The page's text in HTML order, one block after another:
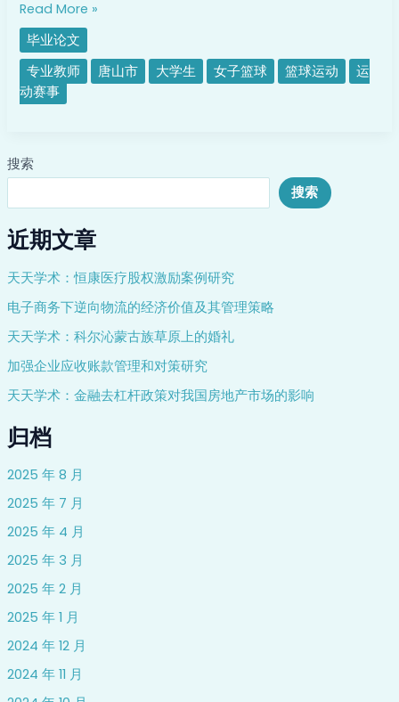
搜索
搜索
近期文章
天天学术：恒康医疗股权激励案例研究
电子商务下逆向物流的经济价值及其管理策略
天天学术：科尔沁蒙古族草原上的婚礼
加强企业应收账款管理和对策研究
天天学术：金融去杠杆政策对我国房地产市场的影响
归档
2025 年 8 月
2025 年 7 月
2025 年 4 月
2025 年 3 月
2025 年 2 月
2025 年 1 月
2024 年 12 月
2024 年 11 月
开
展
现
状
查
究
Read More »
毕业论文
专业教师
唐山市 大学生 女子篮球 篮球运动
运
动赛事